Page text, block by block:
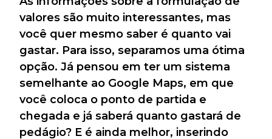
valores são muito interessantes, mas
você quer mesmo saber é quanto vai
gastar. Para isso, separamos uma ótima
opção. Já pensou em ter um sistema
semelhante ao Google Maps, em que
você coloca o ponto de partida e
chegada e já saberá quanto gastará de
pedágio? E é ainda melhor, inserindo